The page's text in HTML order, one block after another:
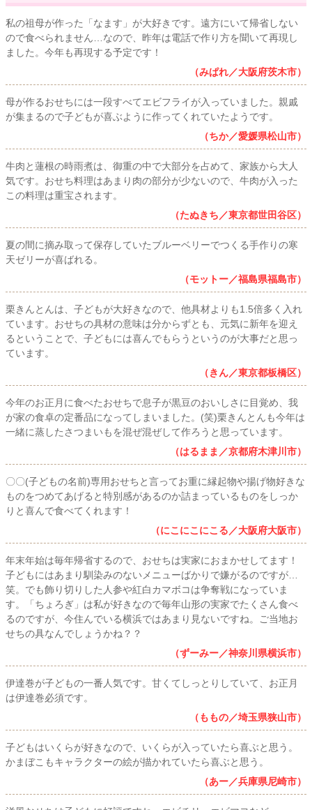
私の祖母が作った「なます」が大好きです。遠方にいて帰省しない
ので食べられません…なので、昨年は電話で作り方を聞いて再現し
ました。今年も再現する予定です！
（みぱれ／大阪府茨木市）
母が作るおせちには一段すべてエビフライが入っていました。親戚
が集まるので子どもが喜ぶように作ってくれていたようです。
（ちか／愛媛県松山市）
牛肉と蓮根の時雨煮は、御重の中で大部分を占めて、家族から大人
気です。おせち料理はあまり肉の部分が少ないので、牛肉が入った
この料理は重宝されます。
（たぬきち／東京都世田谷区）
夏の間に摘み取って保存していたブルーベリーでつくる手作りの寒
天ゼリーが喜ばれる。
（モットー／福島県福島市）
栗きんとんは、子どもが大好きなので、他具材よりも1.5倍多く入れ
ています。おせちの具材の意味は分からずとも、元気に新年を迎え
るということで、子どもには喜んでもらうというのが大事だと思っ
ています。
（きん／東京都板橋区）
今年のお正月に食べたおせちで息子が黒豆のおいしさに目覚め、我
が家の食卓の定番品になってしまいました。(笑)栗きんとんも今年は
一緒に蒸したさつまいもを混ぜ混ぜして作ろうと思っています。
（はるまま／京都府木津川市）
〇〇(子どもの名前)専用おせちと言ってお重に縁起物や揚げ物好きな
ものをつめてあげると特別感があるのか詰まっているものをしっか
りと喜んで食べてくれます！
（にこにこにこる／大阪府大阪市）
年末年始は毎年帰省するので、おせちは実家におまかせしてます！
子どもにはあまり馴染みのないメニューばかりで嫌がるのですが…
笑。でも飾り切りした人参や紅白カマボコは争奪戦になっていま
す。「ちょろぎ」は私が好きなので毎年山形の実家でたくさん食べ
るのですが、今住んでいる横浜ではあまり見ないですね。ご当地お
せちの具なんでしょうかね？？
（ずーみー／神奈川県横浜市）
伊達巻が子どもの一番人気です。甘くてしっとりしていて、お正月
は伊達巻必須です。
（ももの／埼玉県狭山市）
子どもはいくらが好きなので、いくらが入っていたら喜ぶと思う。
かまぼこもキャラクターの絵が描かれていたら喜ぶと思う。
（あー／兵庫県尼崎市）